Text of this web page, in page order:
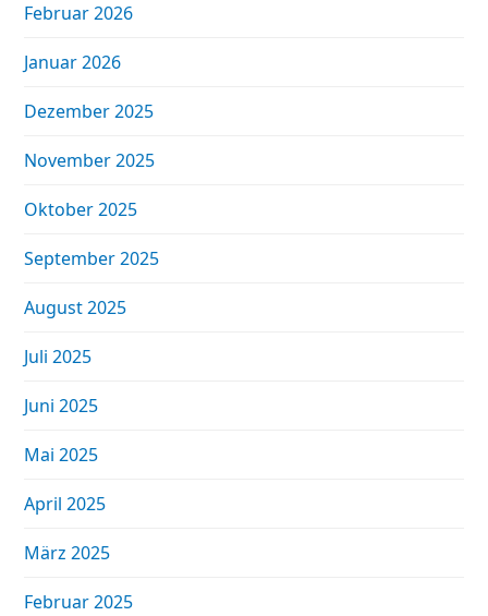
Februar 2026
Januar 2026
Dezember 2025
November 2025
Oktober 2025
September 2025
August 2025
Juli 2025
Juni 2025
Mai 2025
April 2025
März 2025
Februar 2025